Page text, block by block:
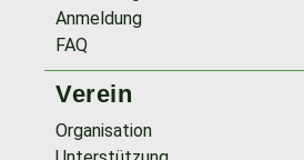
Anmeldung
FAQ
Verein
Organisation